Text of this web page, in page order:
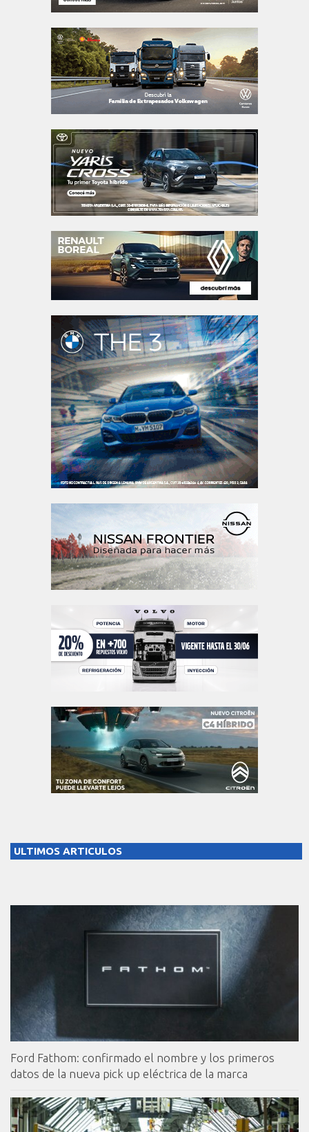
ULTIMOS ARTICULOS
Ford Fathom: confirmado el nombre y los primeros
datos de la nueva pick up eléctrica de la marca